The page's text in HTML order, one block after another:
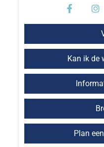
Kan ik de
Plan